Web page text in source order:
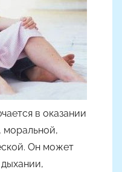
в оказании
Он может